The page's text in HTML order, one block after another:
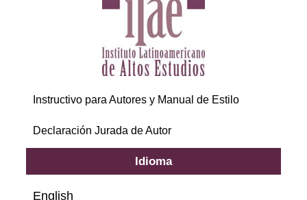
Instructivo para Autores y Manual de Estilo
Declaración Jurada de Autor
Idioma
English